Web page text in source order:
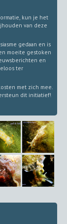
kun je het
van deze
gedaan en is
moeite gestoken
en
ter
met zich mee.
dit initiatief!